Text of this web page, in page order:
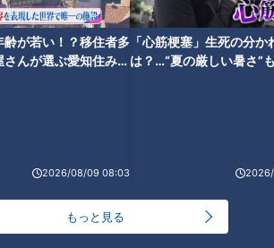
齢が若い！？移住者多
んが選ぶ愛知住みた
2026/08/09 08:03
「心筋梗塞」生死の分か
は？…“夏の厳しい暑さ”
もっと見る